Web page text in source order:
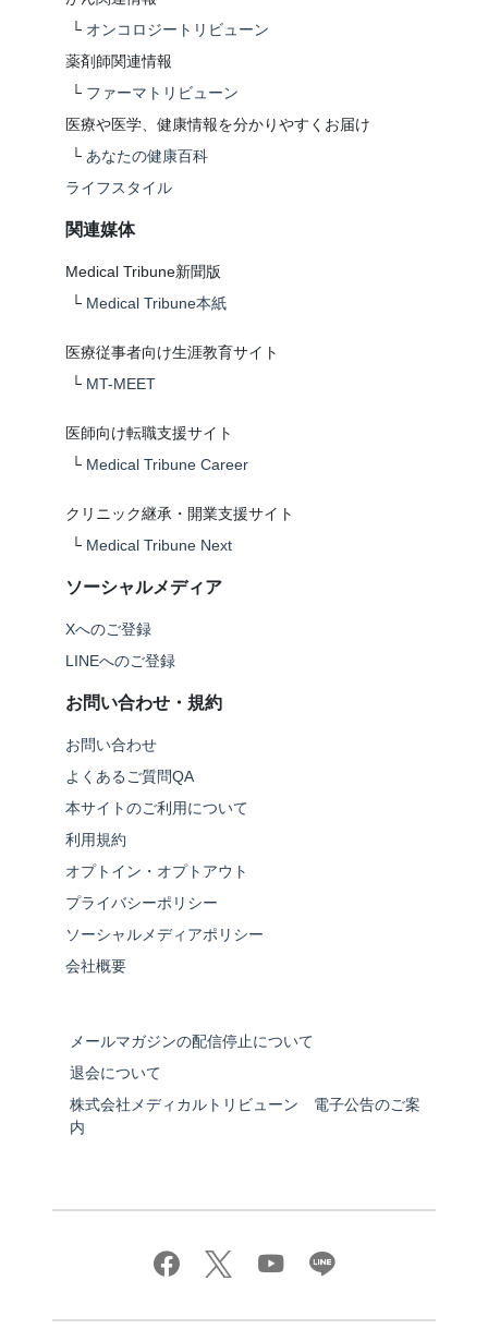
└ オンコロジートリビューン
薬剤師関連情報
└ ファーマトリビューン
医療や医学、健康情報を分かりやすくお届け
└ あなたの健康百科
ライフスタイル
関連媒体
Medical Tribune新聞版
└ Medical Tribune本紙
医療従事者向け生涯教育サイト
└ MT-MEET
医師向け転職支援サイト
└ Medical Tribune Career
クリニック継承・開業支援サイト
└ Medical Tribune Next
ソーシャルメディア
Xへのご登録
LINEへのご登録
お問い合わせ・規約
お問い合わせ
よくあるご質問QA
本サイトのご利用について
利用規約
オプトイン・オプトアウト
プライバシーポリシー
ソーシャルメディアポリシー
会社概要
メールマガジンの配信停止について
退会について
株式会社メディカルトリビューン 電子公告のご案
内